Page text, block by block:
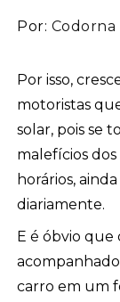
Por: Codorna
Por isso,
motoristas
solar, pois se
malefícios
horários,
diariamente.
E é óbvio que
carro em um